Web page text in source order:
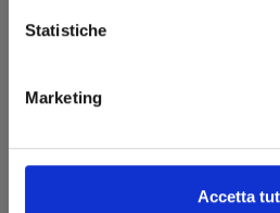
Statistiche
Marketing
Accetta
DEMON SLAYER –